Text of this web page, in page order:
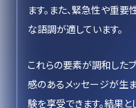
ます。また、緊急性や重
な語調が適しています。
これらの要素が調和した
感のあるメッセージが生
験を享受できます。結果